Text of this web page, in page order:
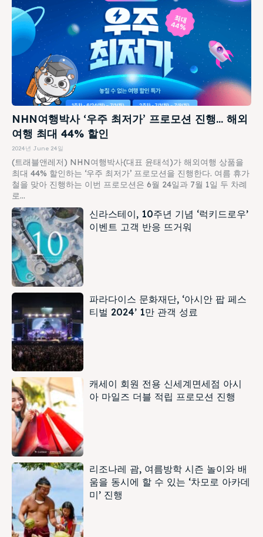
NHN여행박사 ‘우주 최저가’ 프로모션 진행… 해외
여행 최대 44% 할인
2024년 June 24일
(트래블앤레저) NHN여행박사(대표 윤태석)가 해외여행 상품을
최대 44% 할인하는 ‘우주 최저가’ 프로모션을 진행한다. 여름 휴가
철을 맞아 진행하는 이번 프로모션은 6월 24일과 7월 1일 두 차례
로...
신라스테이, 10주년 기념 ‘럭키드로우’
이벤트 고객 반응 뜨거워
파라다이스 문화재단, ‘아시안 팝 페스
티벌 2024’ 1만 관객 성료
캐세이 회원 전용 신세계면세점 아시
아 마일즈 더블 적립 프로모션 진행
리조나레 괌, 여름방학 시즌 놀이와 배
움을 동시에 할 수 있는 ‘차모로 아카데
미’ 진행